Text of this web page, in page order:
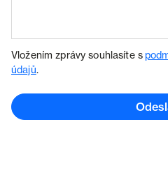
Vložením zprávy souhlasíte s
údajů.